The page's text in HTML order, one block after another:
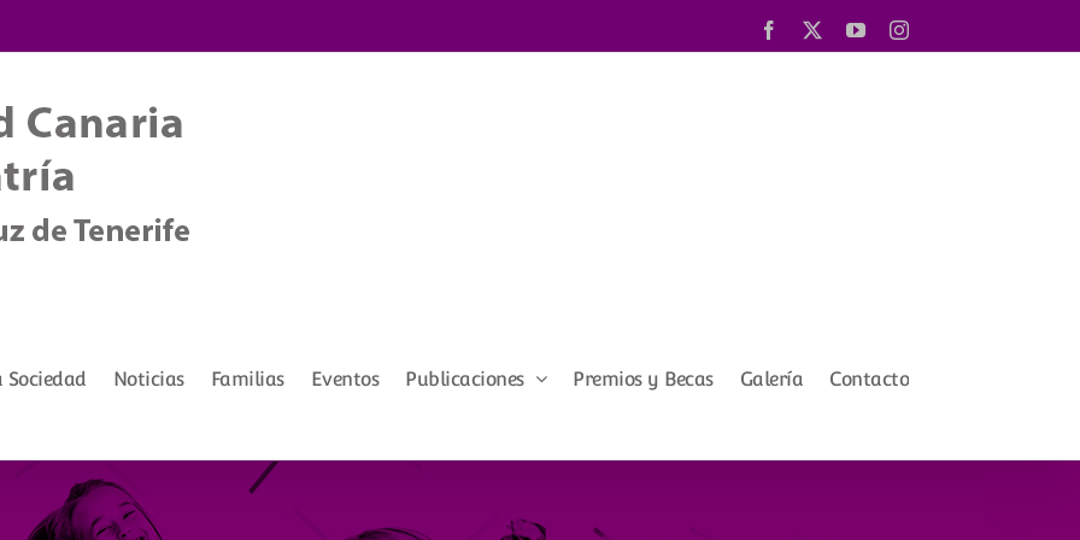
Facebook YouTubeInstagram
Sociedad Noticias Familias Eventos Publicaciones Premios y Becas Galería Contacto